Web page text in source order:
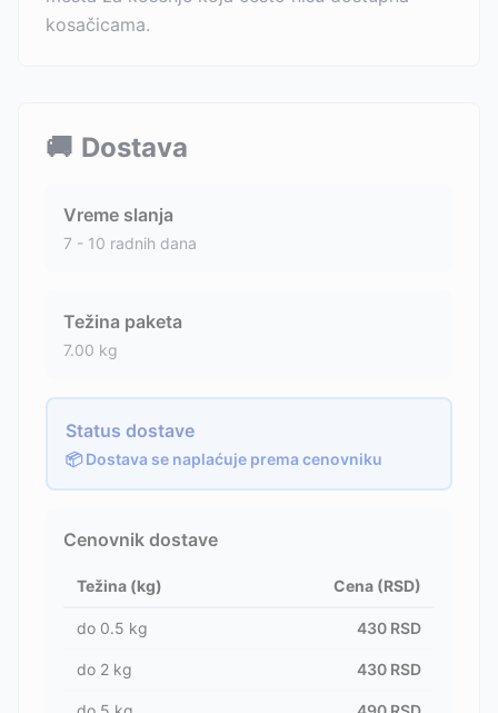
kosačicama.
🚚 Dostava
Vreme slanja
7 - 10 radnih dana
Težina paketa
7.00 kg
Status dostave
📦 Dostava se naplaćuje prema cenovniku
Cenovnik dostave
Težina (kg) Cena (RSD)
do 0.5 kg 430 RSD
do 2 kg 430 RSD